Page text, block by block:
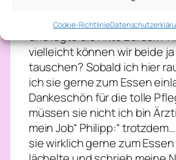
Cookie-Richtlinie
ihre Schwester auch so toll
dann hat Henry echt Glück“
und legte die Akte zurück
vielleicht können wir beide
tauschen? Sobald ich hier
ich sie gerne zum Essen
Dankeschön für die tolle
müssen sie nicht ich bin
mein Job“ Philipp:“
sie wirklich gerne zum